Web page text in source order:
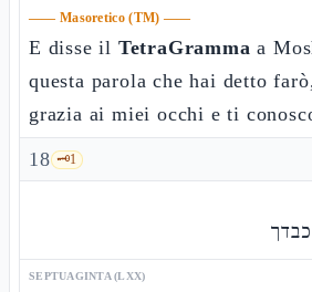
—— Masoretico (TM) ——
E disse il TetraGramma a
questa parola che hai detto
grazia ai miei occhi e ti
18 🗝️1
SEPTUAGINTA (LXX)